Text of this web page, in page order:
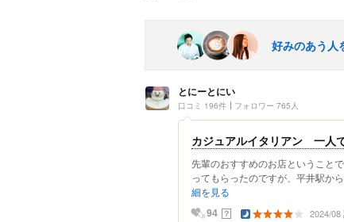
好みのあう人
とにーとにい
口コミ 196件 フォロワー 765人
カジュアルイタリアン 一人
先輩のおすすめのお店ということ
ってもらったのですが、平井駅か
細を見る
94 ？ 2024/08